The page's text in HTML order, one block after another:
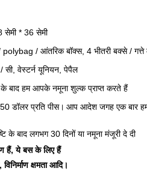
* 36 सेमी
/ आंतरिक बॉक्स, 4 भीतरी बक्से / गत्ते
सी, वेस्टर्न यूनियन, पेपैल
के बाद हम आपके नमूना शुल्क प्राप्त करते हैं
डॉलर प्रति पीस। आप आदेश जगह एक बार
के बाद लगभग 30 दिनों या नमूना मंजूरी दे दी
हैं, ये बस के लिए हैं
क्षमता आदि।